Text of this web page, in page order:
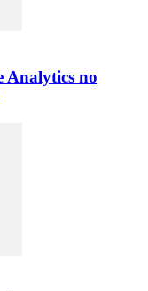
Analytics no